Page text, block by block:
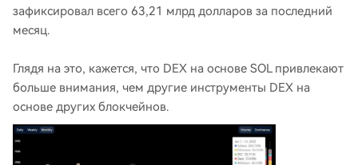
зафиксировал всего 63,21 млрд долларов за последний
месяц.
Глядя на это, кажется, что DEX на основе SOL привлекают
больше внимания, чем другие инструменты DEX на
основе других блокчейнов.